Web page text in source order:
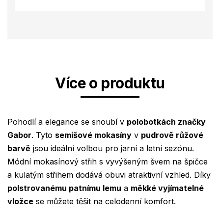
Více o produktu
Pohodlí a elegance se snoubí v polobotkách značky
Gabor. Tyto semišové mokasíny v pudrově růžové
barvě jsou ideální volbou pro jarní a letní sezónu.
Módní mokasínový střih s vyvýšeným švem na špičce
a kulatým střihem dodává obuvi atraktivní vzhled. Díky
polstrovanému patnímu lemu a měkké vyjímatelné
vložce se můžete těšit na celodenní komfort.